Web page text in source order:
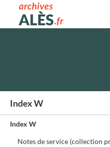
Archives municipales d'Alès
Index W
Index W